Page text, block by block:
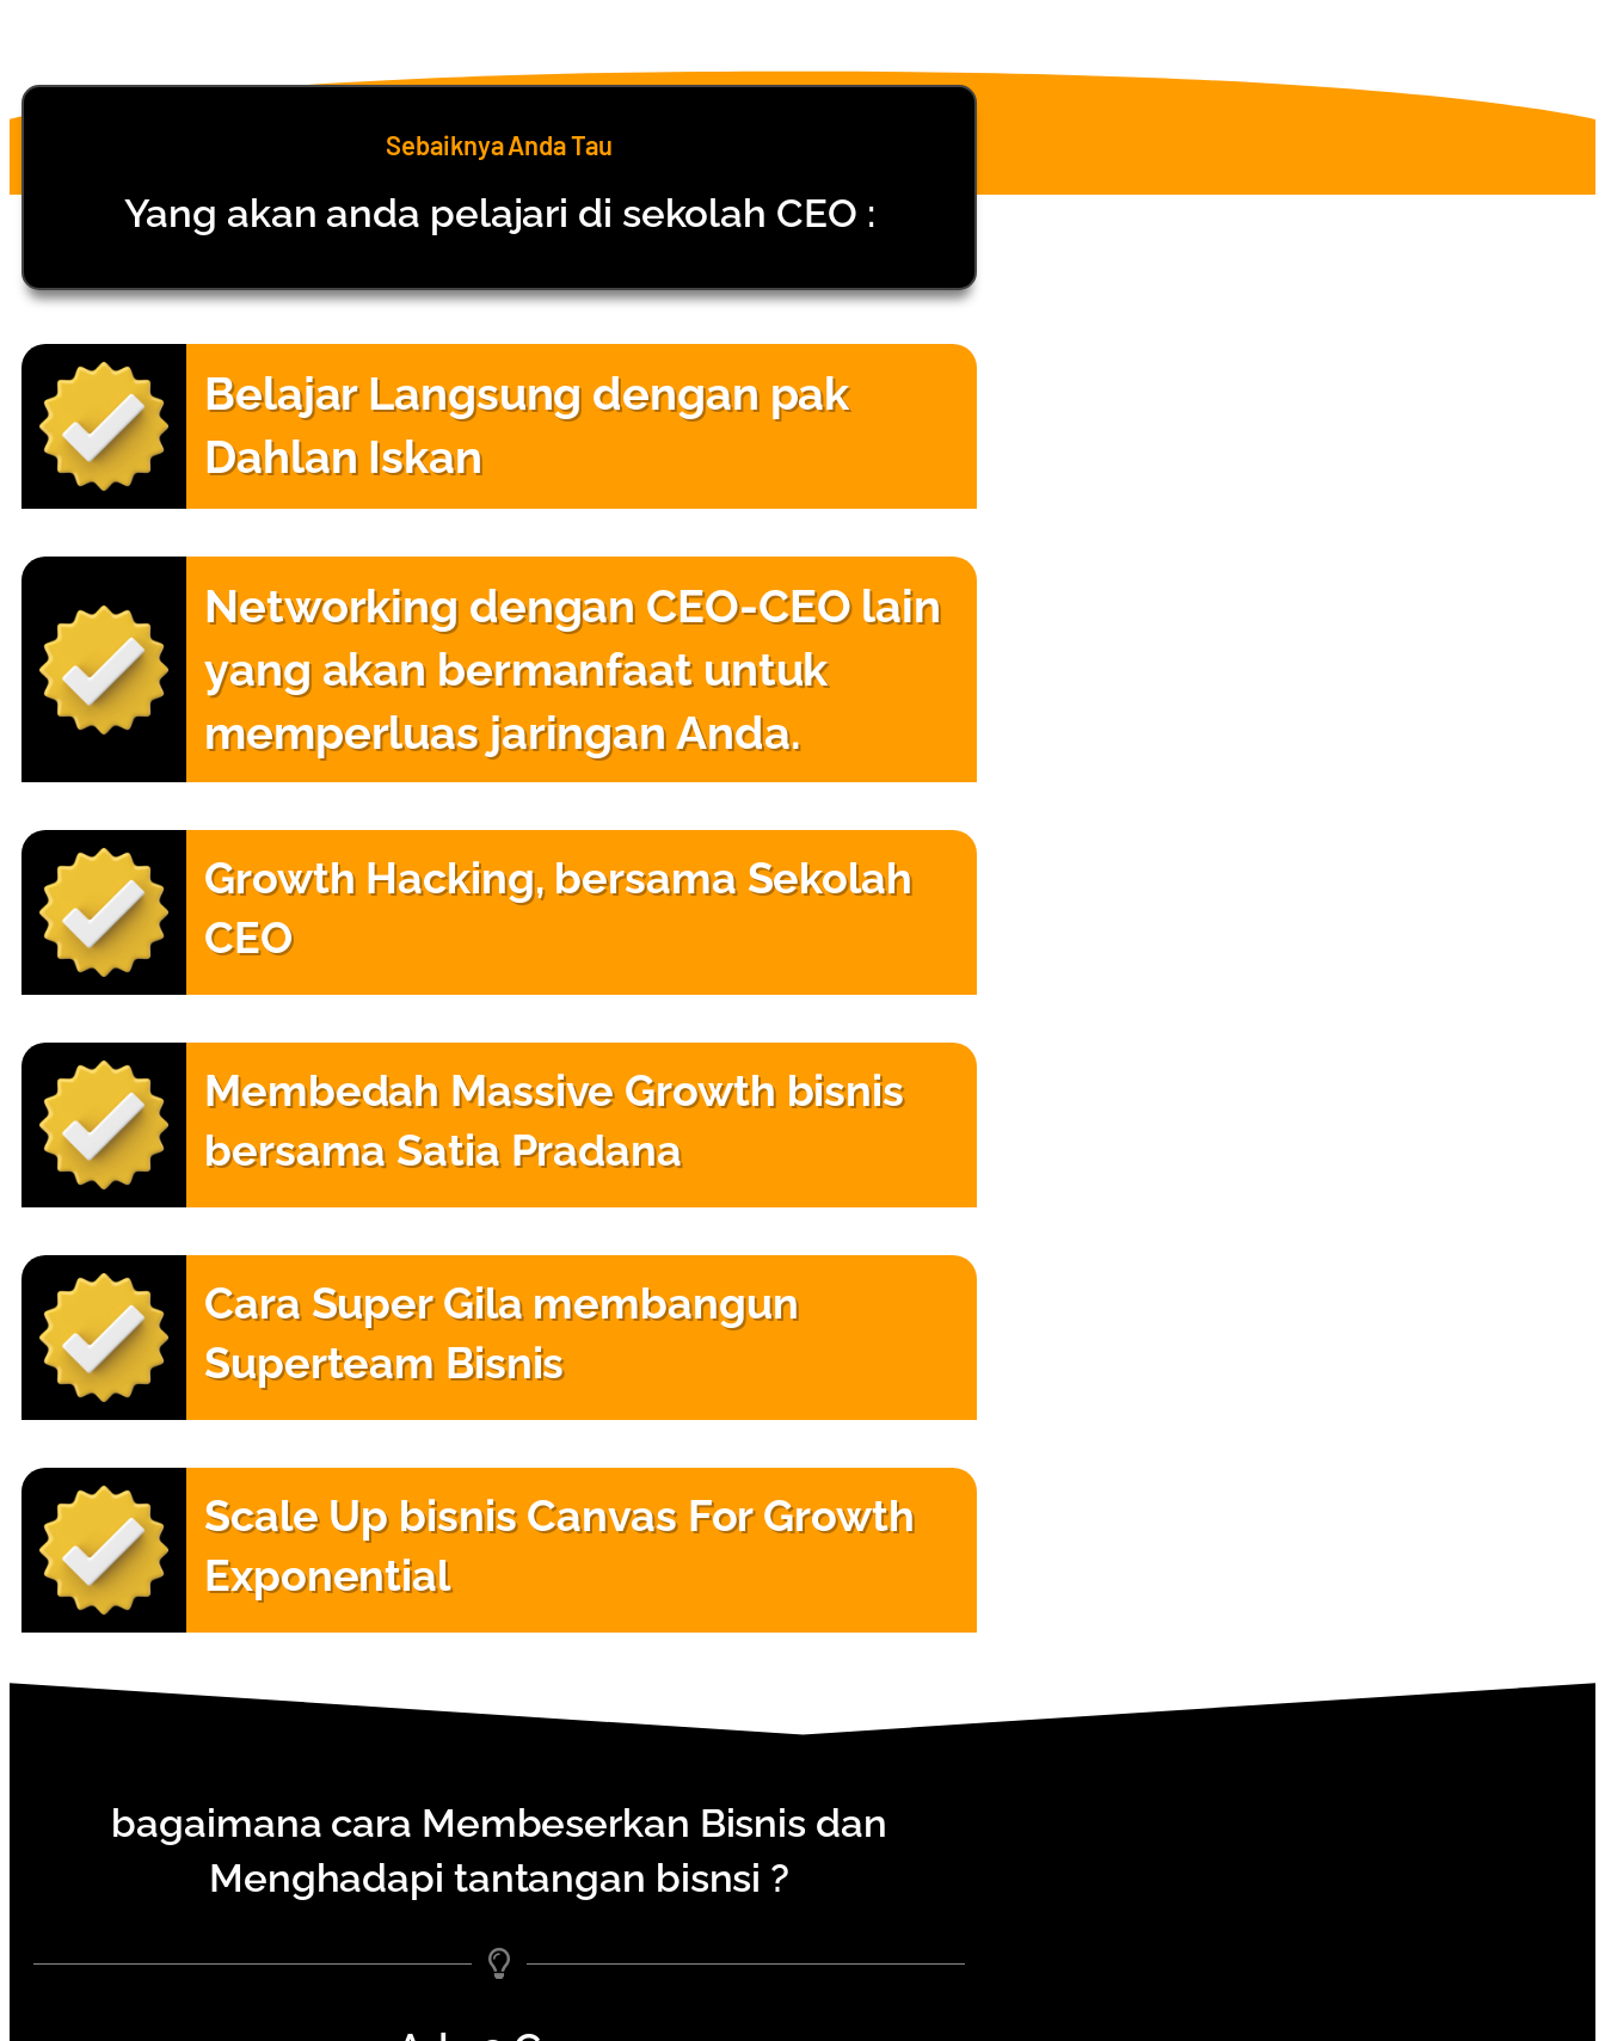
Sebaiknya Anda Tau
Yang akan anda pelajari di sekolah CEO :
Belajar Langsung dengan pak
Dahlan Iskan
Networking dengan CEO-CEO lain
yang akan bermanfaat untuk
memperluas jaringan Anda.
Growth Hacking, bersama Sekolah
CEO
Membedah Massive Growth bisnis
bersama Satia Pradana
Cara Super Gila membangun
Superteam Bisnis
Scale Up bisnis Canvas For Growth
Exponential
bagaimana cara Membeserkan Bisnis dan
Menghadapi tantangan bisnsi ?